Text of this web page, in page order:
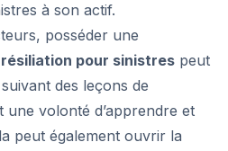
à son actif.
posséder une
pour sinistres peut
des leçons de
volonté d’apprendre et
peut également ouvrir la